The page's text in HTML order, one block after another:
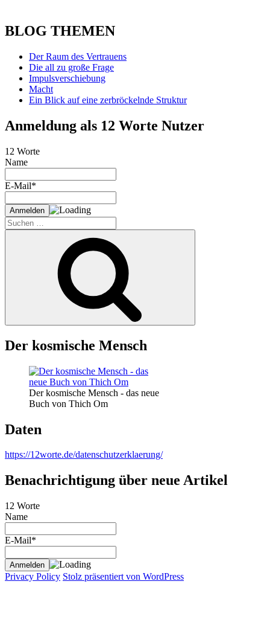
BLOG THEMEN
Der Raum des Vertrauens
Die all zu große Frage
Impulsverschiebung
Macht
Ein Blick auf eine zerbröckelnde Struktur
Anmeldung als 12 Worte Nutzer
12 Worte
Name
E-Mail*
Suche
nach:
Der kosmische Mensch
Der kosmische Mensch - das neue
Buch von Thich Om
Daten
https://12worte.de/datenschutzerklaerung/
Benachrichtigung über neue Artikel
12 Worte
Name
E-Mail*
Privacy Policy Stolz präsentiert von WordPress